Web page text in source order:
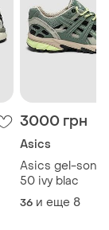
3000 грн
Asics
Asics gel-
50 ivy blac
36 и еще 8